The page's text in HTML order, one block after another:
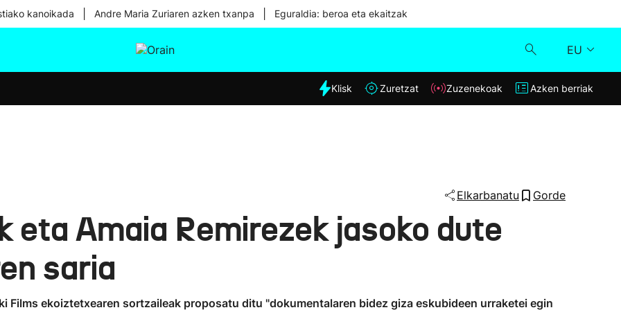
kanoikada Andre Maria Zuriaren azken txanpa Eguraldia: beroa eta ekaitzak
EU
Eguraldia
Klisk
Klisk Zuretzat Zuzenekoak Azken berriak
Elkarbanatu Gorde
eta Amaia Remirezek jasoko dute
saria
Films ekoiztetxearen sortzaileak proposatu ditu "dokumentalaren bidez giza eskubideen urraketei egin